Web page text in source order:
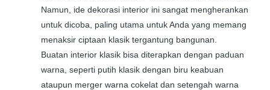
Namun, ide dekorasi interior ini sangat mengherankan
untuk dicoba, paling utama untuk Anda yang memang
menaksir ciptaan klasik tergantung bangunan.
Buatan interior klasik bisa diterapkan dengan paduan
warna, seperti putih klasik dengan biru keabuan
ataupun merger warna cokelat dan setengah warna